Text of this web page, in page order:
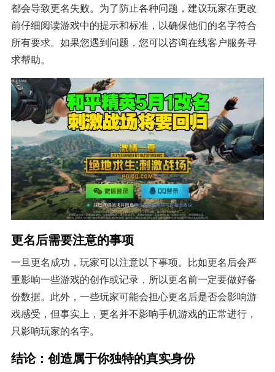
都会导致更名失败。为了防止各种问题，建议玩家在更改
前仔细阅读游戏中的提示和标准，以确保他们的名字符合
所有要求。如果您遇到问题，您可以咨询在线客户服务寻
求帮助。
更名后需要注意的事项
一旦更名成功，玩家可以注意以下事项。比如更名后会严
重影响一些游戏的创作或记录，所以更名前一定要做好备
份数据。此外，一些玩家可能会担心更名后是否会影响游
戏感受，但事实上，更名并不影响手机游戏的正常进行，
只影响玩家的名字。
结论：创造属于你独特的真实身份